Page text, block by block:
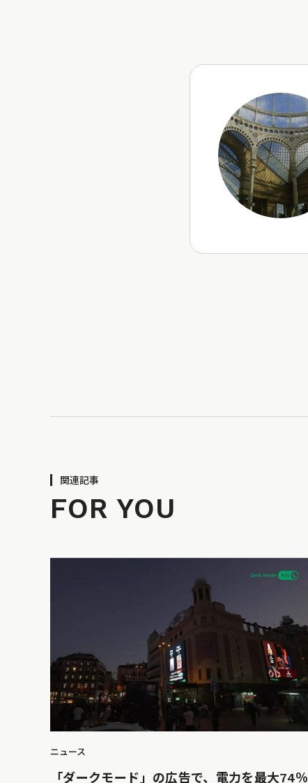
関連記事
FOR YOU
ニュース
「ダークモード」の広告で、電力を最大74％